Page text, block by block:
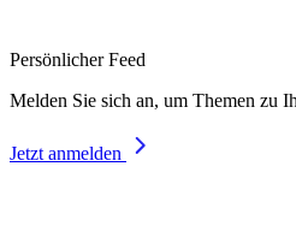
Persönlicher Feed
Melden Sie sich an, um Themen zu
Jetzt anmelden